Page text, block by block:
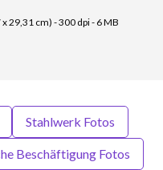
29,31 cm) - 300 dpi - 6 MB
Stahlwerk Fotos
Beschäftigung Fotos